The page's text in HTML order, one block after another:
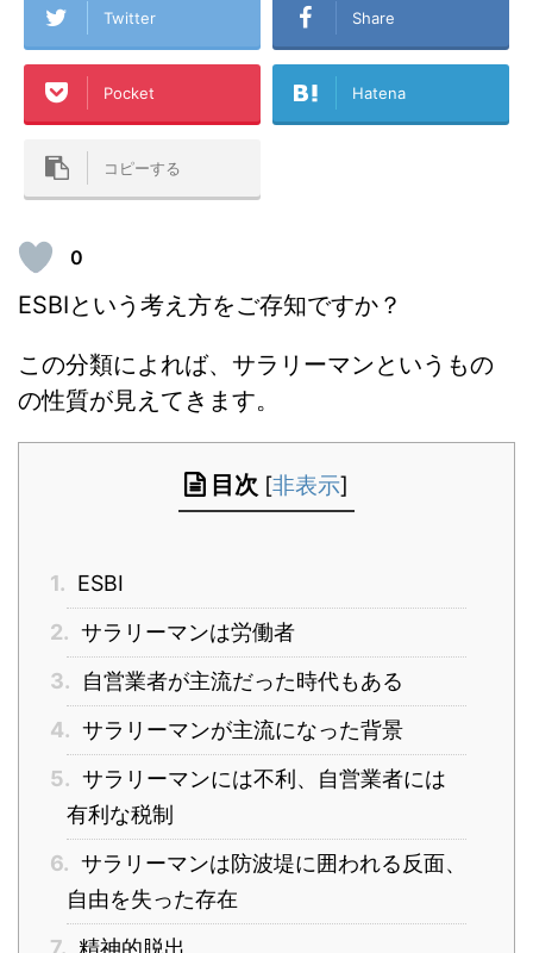
Twitter Share
Pocket Hatena
コピーする
0
ESBIという考え方をご存知ですか？
この分類によれば、サラリーマンというもの
の性質が見えてきます。
目次 [非表示]
1. ESBI
2. サラリーマンは労働者
3.
自営業者が主流だった時代もある
4. サラリーマンが主流になった背景
5. サラリーマンには不利、自営業者には
有利な税制
6. サラリーマンは防波堤に囲われる反面、
自由を失った存在
7. 精神的脱出